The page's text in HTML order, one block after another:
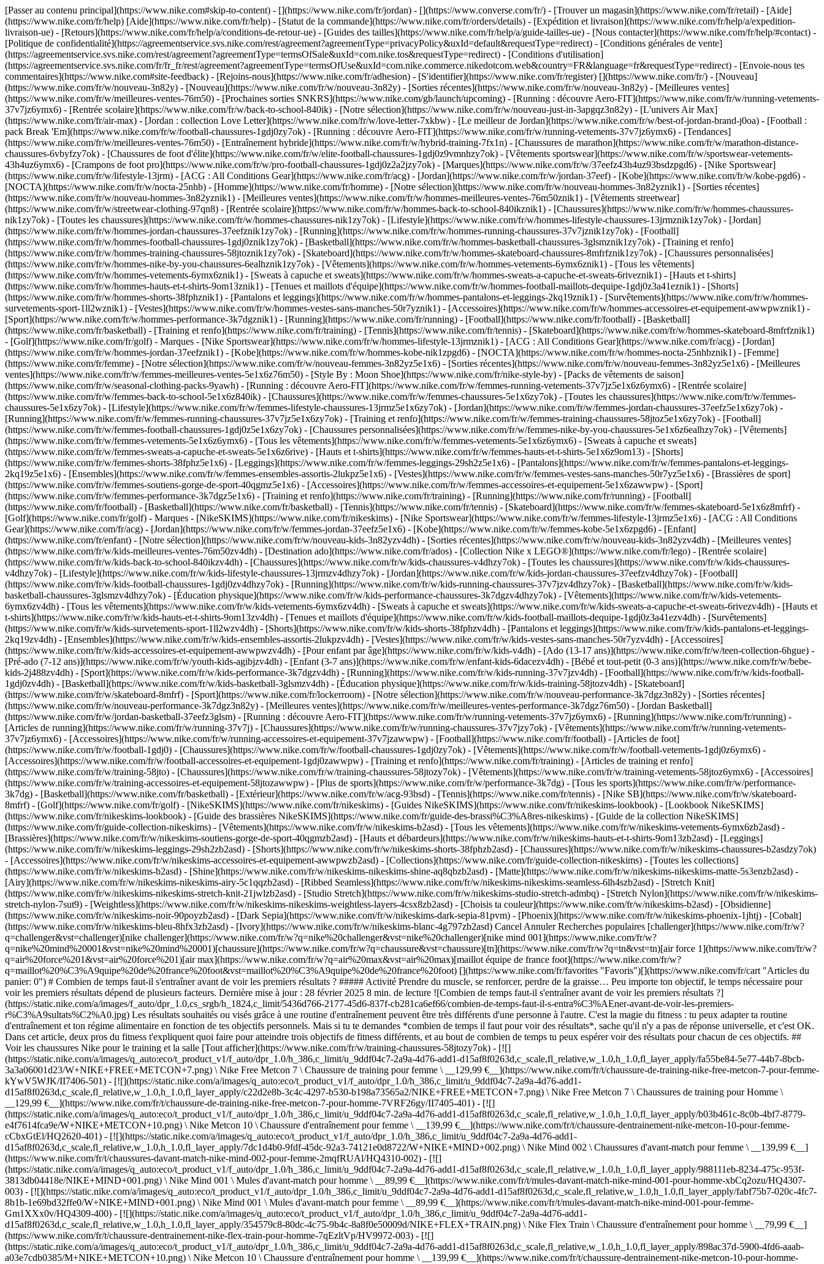
[Passer au contenu principal](https://www.nike.com#skip-to-content) - [](https://www.nike.com/fr/jordan) - [](https://www.converse.com/fr/) - [Trouver un magasin](https://www.nike.com/fr/retail) - [Aide]
(https://www.nike.com/fr/help) [Aide](https://www.nike.com/fr/help) - [Statut de la commande](https://www.nike.com/fr/orders/details) - [Expédition et livraison](https://www.nike.com/fr/help/a/expedition-
livraison-ue) - [Retours](https://www.nike.com/fr/help/a/conditions-de-retour-ue) - [Guides des tailles](https://www.nike.com/fr/help/a/guide-tailles-ue) - [Nous contacter](https://www.nike.com/fr/help/#contact) -
[Politique de confidentialité](https://agreementservice.svs.nike.com/rest/agreement?agreementType=privacyPolicy&uxId=default&requestType=redirect) - [Conditions générales de vente]
(https://agreementservice.svs.nike.com/rest/agreement?agreementType=termsOfSale&uxId=com.nike.tos&requestType=redirect) - [Conditions d'utilisation]
(https://agreementservice.svs.nike.com/fr/fr_fr/rest/agreement?agreementType=termsOfUse&uxId=com.nike.commerce.nikedotcom.web&country=FR&language=fr&requestType=redirect) - [Envoie-nous tes
commentaires](https://www.nike.com#site-feedback) - [Rejoins-nous](https://www.nike.com/fr/adhesion) - [S'identifier](https://www.nike.com/fr/register) [](https://www.nike.com/fr/) - [Nouveau]
(https://www.nike.com/fr/w/nouveau-3n82y) - [Nouveau](https://www.nike.com/fr/w/nouveau-3n82y) - [Sorties récentes](https://www.nike.com/fr/w/nouveau-3n82y) - [Meilleures ventes]
(https://www.nike.com/fr/w/meilleures-ventes-76m50) - [Prochaines sorties SNKRS](https://www.nike.com/gb/launch/upcoming) - [Running : découvre Aero-FIT](https://www.nike.com/fr/w/running-vetements-
37v7jz6ymx6) - [Rentrée scolaire](https://www.nike.com/fr/w/back-to-school-840ik) - [Notre sélection](https://www.nike.com/fr/w/nouveau-just-in-3apgqz3n82y) - [L'univers Air Max]
(https://www.nike.com/fr/air-max) - [Jordan : collection Love Letter](https://www.nike.com/fr/w/love-letter-7xkbw) - [Le meilleur de Jordan](https://www.nike.com/fr/w/best-of-jordan-brand-j0oa) - [Football :
pack Break 'Em](https://www.nike.com/fr/w/football-chaussures-1gdj0zy7ok) - [Running : découvre Aero-FIT](https://www.nike.com/fr/w/running-vetements-37v7jz6ymx6) - [Tendances]
(https://www.nike.com/fr/w/meilleures-ventes-76m50) - [Entraînement hybride](https://www.nike.com/fr/w/hybrid-training-7fx1n) - [Chaussures de marathon](https://www.nike.com/fr/w/marathon-distance-
chaussures-6vbyfzy7ok) - [Chaussures de foot d'élite](https://www.nike.com/fr/w/elite-football-chaussures-1gdj0z9vmnhzy7ok) - [Vêtements sportswear](https://www.nike.com/fr/w/sportswear-vetements-
43h4uz6ymx6) - [Crampons de foot pro](https://www.nike.com/fr/w/pro-football-chaussures-1gdj0z2a2jzy7ok) - [Marques](https://www.nike.com/fr/w/37eefz43h4uz93bsdzpgd6) - [Nike Sportswear]
(https://www.nike.com/fr/w/lifestyle-13jrm) - [ACG : All Conditions Gear](https://www.nike.com/fr/acg) - [Jordan](https://www.nike.com/fr/w/jordan-37eef) - [Kobe](https://www.nike.com/fr/w/kobe-pgd6) -
[NOCTA](https://www.nike.com/fr/w/nocta-25nhb) - [Homme](https://www.nike.com/fr/homme) - [Notre sélection](https://www.nike.com/fr/w/nouveau-hommes-3n82yznik1) - [Sorties récentes]
(https://www.nike.com/fr/w/nouveau-hommes-3n82yznik1) - [Meilleures ventes](https://www.nike.com/fr/w/hommes-meilleures-ventes-76m50znik1) - [Vêtements streetwear]
(https://www.nike.com/fr/w/streetwear-clothing-97qn8) - [Rentrée scolaire](https://www.nike.com/fr/w/hommes-back-to-school-840ikznik1) - [Chaussures](https://www.nike.com/fr/w/hommes-chaussures-
nik1zy7ok) - [Toutes les chaussures](https://www.nike.com/fr/w/hommes-chaussures-nik1zy7ok) - [Lifestyle](https://www.nike.com/fr/w/hommes-lifestyle-chaussures-13jrmznik1zy7ok) - [Jordan]
(https://www.nike.com/fr/w/hommes-jordan-chaussures-37eefznik1zy7ok) - [Running](https://www.nike.com/fr/w/hommes-running-chaussures-37v7jznik1zy7ok) - [Football]
(https://www.nike.com/fr/w/hommes-football-chaussures-1gdj0znik1zy7ok) - [Basketball](https://www.nike.com/fr/w/hommes-basketball-chaussures-3glsmznik1zy7ok) - [Training et renfo]
(https://www.nike.com/fr/w/hommes-training-chaussures-58jtoznik1zy7ok) - [Skateboard](https://www.nike.com/fr/w/hommes-skateboard-chaussures-8mfrfznik1zy7ok) - [Chaussures personnalisées]
(https://www.nike.com/fr/w/hommes-nike-by-you-chaussures-6ealhznik1zy7ok) - [Vêtements](https://www.nike.com/fr/w/hommes-vetements-6ymx6znik1) - [Tous les vêtements]
(https://www.nike.com/fr/w/hommes-vetements-6ymx6znik1) - [Sweats à capuche et sweats](https://www.nike.com/fr/w/hommes-sweats-a-capuche-et-sweats-6riveznik1) - [Hauts et t-shirts]
(https://www.nike.com/fr/w/hommes-hauts-et-t-shirts-9om13znik1) - [Tenues et maillots d'équipe](https://www.nike.com/fr/w/hommes-football-maillots-dequipe-1gdj0z3a41eznik1) - [Shorts]
(https://www.nike.com/fr/w/hommes-shorts-38fphznik1) - [Pantalons et leggings](https://www.nike.com/fr/w/hommes-pantalons-et-leggings-2kq19znik1) - [Survêtements](https://www.nike.com/fr/w/hommes-
survetements-sport-1ll2wznik1) - [Vestes](https://www.nike.com/fr/w/hommes-vestes-sans-manches-50r7yznik1) - [Accessoires](https://www.nike.com/fr/w/hommes-accessoires-et-equipement-awwpwznik1) -
[Sport](https://www.nike.com/fr/w/hommes-performance-3k7dgznik1) - [Running](https://www.nike.com/fr/running) - [Football](https://www.nike.com/fr/football) - [Basketball]
(https://www.nike.com/fr/basketball) - [Training et renfo](https://www.nike.com/fr/training) - [Tennis](https://www.nike.com/fr/tennis) - [Skateboard](https://www.nike.com/fr/w/hommes-skateboard-8mfrfznik1)
- [Golf](https://www.nike.com/fr/golf) - Marques - [Nike Sportswear](https://www.nike.com/fr/w/hommes-lifestyle-13jrmznik1) - [ACG : All Conditions Gear](https://www.nike.com/fr/acg) - [Jordan]
(https://www.nike.com/fr/w/hommes-jordan-37eefznik1) - [Kobe](https://www.nike.com/fr/w/hommes-kobe-nik1zpgd6) - [NOCTA](https://www.nike.com/fr/w/hommes-nocta-25nhbznik1) - [Femme]
(https://www.nike.com/fr/femme) - [Notre sélection](https://www.nike.com/fr/w/nouveau-femmes-3n82yz5e1x6) - [Sorties récentes](https://www.nike.com/fr/w/nouveau-femmes-3n82yz5e1x6) - [Meilleures
ventes](https://www.nike.com/fr/w/femmes-meilleures-ventes-5e1x6z76m50) - [Style By : Moon Shoe](https://www.nike.com/fr/nike-style-by) - [Packs de vêtements de saison]
(https://www.nike.com/fr/w/seasonal-clothing-packs-9yawh) - [Running : découvre Aero-FIT](https://www.nike.com/fr/w/femmes-running-vetements-37v7jz5e1x6z6ymx6) - [Rentrée scolaire]
(https://www.nike.com/fr/w/femmes-back-to-school-5e1x6z840ik) - [Chaussures](https://www.nike.com/fr/w/femmes-chaussures-5e1x6zy7ok) - [Toutes les chaussures](https://www.nike.com/fr/w/femmes-
chaussures-5e1x6zy7ok) - [Lifestyle](https://www.nike.com/fr/w/femmes-lifestyle-chaussures-13jrmz5e1x6zy7ok) - [Jordan](https://www.nike.com/fr/w/femmes-jordan-chaussures-37eefz5e1x6zy7ok) -
[Running](https://www.nike.com/fr/w/femmes-running-chaussures-37v7jz5e1x6zy7ok) - [Training et renfo](https://www.nike.com/fr/w/femmes-training-chaussures-58jtoz5e1x6zy7ok) - [Football]
(https://www.nike.com/fr/w/femmes-football-chaussures-1gdj0z5e1x6zy7ok) - [Chaussures personnalisées](https://www.nike.com/fr/w/femmes-nike-by-you-chaussures-5e1x6z6ealhzy7ok) - [Vêtements]
(https://www.nike.com/fr/w/femmes-vetements-5e1x6z6ymx6) - [Tous les vêtements](https://www.nike.com/fr/w/femmes-vetements-5e1x6z6ymx6) - [Sweats à capuche et sweats]
(https://www.nike.com/fr/w/femmes-sweats-a-capuche-et-sweats-5e1x6z6rive) - [Hauts et t-shirts](https://www.nike.com/fr/w/femmes-hauts-et-t-shirts-5e1x6z9om13) - [Shorts]
(https://www.nike.com/fr/w/femmes-shorts-38fphz5e1x6) - [Leggings](https://www.nike.com/fr/w/femmes-leggings-29sh2z5e1x6) - [Pantalons](https://www.nike.com/fr/w/femmes-pantalons-et-leggings-
2kq19z5e1x6) - [Ensembles](https://www.nike.com/fr/w/femmes-ensembles-assortis-2lukpz5e1x6) - [Vestes](https://www.nike.com/fr/w/femmes-vestes-sans-manches-50r7yz5e1x6) - [Brassières de sport]
(https://www.nike.com/fr/w/femmes-soutiens-gorge-de-sport-40qgmz5e1x6) - [Accessoires](https://www.nike.com/fr/w/femmes-accessoires-et-equipement-5e1x6zawwpw) - [Sport]
(https://www.nike.com/fr/w/femmes-performance-3k7dgz5e1x6) - [Training et renfo](https://www.nike.com/fr/training) - [Running](https://www.nike.com/fr/running) - [Football]
(https://www.nike.com/fr/football) - [Basketball](https://www.nike.com/fr/basketball) - [Tennis](https://www.nike.com/fr/tennis) - [Skateboard](https://www.nike.com/fr/w/femmes-skateboard-5e1x6z8mfrf) -
[Golf](https://www.nike.com/fr/golf) - Marques - [NikeSKIMS](https://www.nike.com/fr/nikeskims) - [Nike Sportswear](https://www.nike.com/fr/w/femmes-lifestyle-13jrmz5e1x6) - [ACG : All Conditions
Gear](https://www.nike.com/fr/acg) - [Jordan](https://www.nike.com/fr/w/femmes-jordan-37eefz5e1x6) - [Kobe](https://www.nike.com/fr/w/femmes-kobe-5e1x6zpgd6) - [Enfant]
(https://www.nike.com/fr/enfant) - [Notre sélection](https://www.nike.com/fr/w/nouveau-kids-3n82yzv4dh) - [Sorties récentes](https://www.nike.com/fr/w/nouveau-kids-3n82yzv4dh) - [Meilleures ventes]
(https://www.nike.com/fr/w/kids-meilleures-ventes-76m50zv4dh) - [Destination ado](https://www.nike.com/fr/ados) - [Collection Nike x LEGO®](https://www.nike.com/fr/lego) - [Rentrée scolaire]
(https://www.nike.com/fr/w/kids-back-to-school-840ikzv4dh) - [Chaussures](https://www.nike.com/fr/w/kids-chaussures-v4dhzy7ok) - [Toutes les chaussures](https://www.nike.com/fr/w/kids-chaussures-
v4dhzy7ok) - [Lifestyle](https://www.nike.com/fr/w/kids-lifestyle-chaussures-13jrmzv4dhzy7ok) - [Jordan](https://www.nike.com/fr/w/kids-jordan-chaussures-37eefzv4dhzy7ok) - [Football]
(https://www.nike.com/fr/w/kids-football-chaussures-1gdj0zv4dhzy7ok) - [Running](https://www.nike.com/fr/w/kids-running-chaussures-37v7jzv4dhzy7ok) - [Basketball](https://www.nike.com/fr/w/kids-
basketball-chaussures-3glsmzv4dhzy7ok) - [Éducation physique](https://www.nike.com/fr/w/kids-performance-chaussures-3k7dgzv4dhzy7ok) - [Vêtements](https://www.nike.com/fr/w/kids-vetements-
6ymx6zv4dh) - [Tous les vêtements](https://www.nike.com/fr/w/kids-vetements-6ymx6zv4dh) - [Sweats à capuche et sweats](https://www.nike.com/fr/w/kids-sweats-a-capuche-et-sweats-6rivezv4dh) - [Hauts et
t-shirts](https://www.nike.com/fr/w/kids-hauts-et-t-shirts-9om13zv4dh) - [Tenues et maillots d'équipe](https://www.nike.com/fr/w/kids-football-maillots-dequipe-1gdj0z3a41ezv4dh) - [Survêtements]
(https://www.nike.com/fr/w/kids-survetements-sport-1ll2wzv4dh) - [Shorts](https://www.nike.com/fr/w/kids-shorts-38fphzv4dh) - [Pantalons et leggings](https://www.nike.com/fr/w/kids-pantalons-et-leggings-
2kq19zv4dh) - [Ensembles](https://www.nike.com/fr/w/kids-ensembles-assortis-2lukpzv4dh) - [Vestes](https://www.nike.com/fr/w/kids-vestes-sans-manches-50r7yzv4dh) - [Accessoires]
(https://www.nike.com/fr/w/kids-accessoires-et-equipement-awwpwzv4dh) - [Pour enfant par âge](https://www.nike.com/fr/w/kids-v4dh) - [Ado (13-17 ans)](https://www.nike.com/fr/w/teen-collection-6hgue) -
[Pré-ado (7-12 ans)](https://www.nike.com/fr/w/youth-kids-agibjzv4dh) - [Enfant (3-7 ans)](https://www.nike.com/fr/w/enfant-kids-6dacezv4dh) - [Bébé et tout-petit (0-3 ans)](https://www.nike.com/fr/w/bebe-
kids-2j488zv4dh) - [Sport](https://www.nike.com/fr/w/kids-performance-3k7dgzv4dh) - [Running](https://www.nike.com/fr/w/kids-running-37v7jzv4dh) - [Football](https://www.nike.com/fr/w/kids-football-
1gdj0zv4dh) - [Basketball](https://www.nike.com/fr/w/kids-basketball-3glsmzv4dh) - [Éducation physique](https://www.nike.com/fr/w/kids-training-58jtozv4dh) - [Skateboard]
(https://www.nike.com/fr/w/skateboard-8mfrf) - [Sport](https://www.nike.com/fr/lockerroom) - [Notre sélection](https://www.nike.com/fr/w/nouveau-performance-3k7dgz3n82y) - [Sorties récentes]
(https://www.nike.com/fr/w/nouveau-performance-3k7dgz3n82y) - [Meilleures ventes](https://www.nike.com/fr/w/meilleures-ventes-performance-3k7dgz76m50) - [Jordan Basketball]
(https://www.nike.com/fr/w/jordan-basketball-37eefz3glsm) - [Running : découvre Aero-FIT](https://www.nike.com/fr/w/running-vetements-37v7jz6ymx6) - [Running](https://www.nike.com/fr/running) -
[Articles de running](https://www.nike.com/fr/w/running-37v7j) - [Chaussures](https://www.nike.com/fr/w/running-chaussures-37v7jzy7ok) - [Vêtements](https://www.nike.com/fr/w/running-vetements-
37v7jz6ymx6) - [Accessoires](https://www.nike.com/fr/w/running-accessoires-et-equipement-37v7jzawwpw) - [Football](https://www.nike.com/fr/football) - [Articles de foot]
(https://www.nike.com/fr/w/football-1gdj0) - [Chaussures](https://www.nike.com/fr/w/football-chaussures-1gdj0zy7ok) - [Vêtements](https://www.nike.com/fr/w/football-vetements-1gdj0z6ymx6) -
[Accessoires](https://www.nike.com/fr/w/football-accessoires-et-equipement-1gdj0zawwpw) - [Training et renfo](https://www.nike.com/fr/training) - [Articles de training et renfo]
(https://www.nike.com/fr/w/training-58jto) - [Chaussures](https://www.nike.com/fr/w/training-chaussures-58jtozy7ok) - [Vêtements](https://www.nike.com/fr/w/training-vetements-58jtoz6ymx6) - [Accessoires]
(https://www.nike.com/fr/w/training-accessoires-et-equipement-58jtozawwpw) - [Plus de sports](https://www.nike.com/fr/w/performance-3k7dg) - [Tous les sports](https://www.nike.com/fr/w/performance-
3k7dg) - [Basketball](https://www.nike.com/fr/basketball) - [Extérieur](https://www.nike.com/fr/w/acg-93bsd) - [Tennis](https://www.nike.com/fr/tennis) - [Nike SB](https://www.nike.com/fr/w/skateboard-
8mfrf) - [Golf](https://www.nike.com/fr/golf) - [NikeSKIMS](https://www.nike.com/fr/nikeskims) - [Guides NikeSKIMS](https://www.nike.com/fr/nikeskims-lookbook) - [Lookbook NikeSKIMS]
(https://www.nike.com/fr/nikeskims-lookbook) - [Guide des brassières NikeSKIMS](https://www.nike.com/fr/guide-des-brassi%C3%A8res-nikeskims) - [Guide de la collection NikeSKIMS]
(https://www.nike.com/fr/guide-collection-nikeskims) - [Vêtements](https://www.nike.com/fr/w/nikeskims-b2asd) - [Tous les vêtements](https://www.nike.com/fr/w/nikeskims-vetements-6ymx6zb2asd) -
[Brassières](https://www.nike.com/fr/w/nikeskims-soutiens-gorge-de-sport-40qgmzb2asd) - [Hauts et débardeurs](https://www.nike.com/fr/w/nikeskims-hauts-et-t-shirts-9om13zb2asd) - [Leggings]
(https://www.nike.com/fr/w/nikeskims-leggings-29sh2zb2asd) - [Shorts](https://www.nike.com/fr/w/nikeskims-shorts-38fphzb2asd) - [Chaussures](https://www.nike.com/fr/w/nikeskims-chaussures-b2asdzy7ok)
- [Accessoires](https://www.nike.com/fr/w/nikeskims-accessoires-et-equipement-awwpwzb2asd) - [Collections](https://www.nike.com/fr/guide-collection-nikeskims) - [Toutes les collections]
(https://www.nike.com/fr/w/nikeskims-b2asd) - [Shine](https://www.nike.com/fr/w/nikeskims-nikeskims-shine-aq8qbzb2asd) - [Matte](https://www.nike.com/fr/w/nikeskims-nikeskims-matte-5s3enzb2asd) -
[Airy](https://www.nike.com/fr/w/nikeskims-nikeskims-airy-5c1qqzb2asd) - [Ribbed Seamless](https://www.nike.com/fr/w/nikeskims-nikeskims-seamless-6lh4szb2asd) - [Stretch Knit]
(https://www.nike.com/fr/w/nikeskims-nikeskims-stretch-knit-21jwlzb2asd) - [Studio Stretch](https://www.nike.com/fr/w/nikeskims-studio-stretch-admbq) - [Stretch Nylon](https://www.nike.com/fr/w/nikeskims-
stretch-nylon-7sut9) - [Weightless](https://www.nike.com/fr/w/nikeskims-nikeskims-weightless-layers-4csx8zb2asd) - [Choisis ta couleur](https://www.nike.com/fr/w/nikeskims-b2asd) - [Obsidienne](https://www.nike.com/fr/w/nikeskims-noir-90poyzb2asd) - [Dark Sepia](https://www.nike.com/fr/w/nikeskims-dark-sepia-81pvm) - [Phoenix](https://www.nike.com/fr/w/nikeskims-phoenix-1jhtj) - [Cobalt](https://www.nike.com/fr/w/nikeskims-bleu-8hfx3zb2asd) - [Ivory](https://www.nike.com/fr/w/nikeskims-blanc-4g797zb2asd) Cancel Annuler Recherches populaires [challenger](https://www.nike.com/fr/w?q=challenger&vst=challenger)[nike challenger](https://www.nike.com/fr/w?q=nike%20challenger&vst=nike%20challenger)[nike mind 001](https://www.nike.com/fr/w?q=nike%20mind%20001&vst=nike%20mind%20001)[chaussure](https://www.nike.com/fr/w?q=chaussure&vst=chaussure)[tn](https://www.nike.com/fr/w?q=tn&vst=tn)[air force 1](https://www.nike.com/fr/w?q=air%20force%201&vst=air%20force%201)[air max](https://www.nike.com/fr/w?q=air%20max&vst=air%20max)[maillot équipe de france foot](https://www.nike.com/fr/w?q=maillot%20%C3%A9quipe%20de%20france%20foot&vst=maillot%20%C3%A9quipe%20de%20france%20foot) [](https://www.nike.com/fr/favorites "Favoris")[](https://www.nike.com/fr/cart "Articles du panier: 0") # Combien de temps faut-il s'entraîner avant de voir les premiers résultats ? ##### Activité Prendre du muscle, se renforcer, perdre de la graisse… Peu importe ton objectif, le temps nécessaire pour voir les premiers résultats dépend de plusieurs facteurs. Dernière mise à jour : 28 février 2025 8 min. de lecture ![Combien de temps faut-il s'entraîner avant de voir les premiers résultats ?](https://static.nike.com/a/images/f_auto/dpr_1.0,cs_srgb/h_1824,c_limit/5436d766-2177-45d6-837f-cb281ca6ef66/combien-de-temps-faut-il-s-entra%C3%AEner-avant-de-voir-les-premiers-r%C3%A9sultats%C2%A0.jpg) Les résultats souhaités ou visés grâce à une routine d'entraînement peuvent être très différents d'une personne à l'autre. C'est la magie du fitness : tu peux adapter ta routine d'entraînement et ton régime alimentaire en fonction de tes objectifs personnels. Mais si tu te demandes *combien de temps il faut pour voir des résultats*, sache qu'il n'y a pas de réponse universelle, et c'est OK. Dans cet article, deux pros du fitness t'expliquent quoi faire pour atteindre trois objectifs de fitness différents, et au bout de combien de temps tu peux espérer voir des résultats pour chacun de ces objectifs. ## Voir les chaussures Nike pour le training et la salle [Tout afficher](https://www.nike.com/fr/w/training-chaussures-58jtozy7ok) - [![](https://static.nike.com/a/images/q_auto:eco/t_product_v1/f_auto/dpr_1.0/h_386,c_limit/u_9ddf04c7-2a9a-4d76-add1-d15af8f0263d,c_scale,fl_relative,w_1.0,h_1.0,fl_layer_apply/fa55be84-5e77-44b7-8bcb-3a3a06001d23/W+NIKE+FREE+METCON+7.png) \ Nike Free Metcon 7 \ Chaussure de training pour femme \ __129,99 €__](https://www.nike.com/fr/t/chaussure-de-training-nike-free-metcon-7-pour-femme-kYwV5WJK/II7406-501) - [![](https://static.nike.com/a/images/q_auto:eco/t_product_v1/f_auto/dpr_1.0/h_386,c_limit/u_9ddf04c7-2a9a-4d76-add1-d15af8f0263d,c_scale,fl_relative,w_1.0,h_1.0,fl_layer_apply/c22d2e8b-3c4c-4297-b530-b198a73565a2/NIKE+FREE+METCON+7.png) \ Nike Free Metcon 7 \ Chaussures de training pour Homme \ __129,99 €__](https://www.nike.com/fr/t/chaussure-de-training-nike-free-metcon-7-pour-homme-7VRF26gy/II7405-401) - [![](https://static.nike.com/a/images/q_auto:eco/t_product_v1/f_auto/dpr_1.0/h_386,c_limit/u_9ddf04c7-2a9a-4d76-add1-d15af8f0263d,c_scale,fl_relative,w_1.0,h_1.0,fl_layer_apply/b03b461c-8c0b-4bf7-8779-e4f7614fca9e/W+NIKE+METCON+10.png) \ Nike Metcon 10 \ Chaussure d'entraînement pour femme \ __139,99 €__](https://www.nike.com/fr/t/chaussure-dentrainement-nike-metcon-10-pour-femme-cCbxGtEl/HQ2620-401) - [![](https://static.nike.com/a/images/q_auto:eco/t_product_v1/f_auto/dpr_1.0/h_386,c_limit/u_9ddf04c7-2a9a-4d76-add1-d15af8f0263d,c_scale,fl_relative,w_1.0,h_1.0,fl_layer_apply/7dc1d4b0-9fdf-45dc-92a3-74121e0d8722/W+NIKE+MIND+002.png) \ Nike Mind 002 \ Chaussures d'avant-match pour femme \ __139,99 €__](https://www.nike.com/fr/t/chaussures-davant-match-nike-mind-002-pour-femme-2mqfRUAl/HQ4310-002) - [![](https://static.nike.com/a/images/q_auto:eco/t_product_v1/f_auto/dpr_1.0/h_386,c_limit/u_9ddf04c7-2a9a-4d76-add1-d15af8f0263d,c_scale,fl_relative,w_1.0,h_1.0,fl_layer_apply/988111eb-8234-475c-953f-3813db04418e/NIKE+MIND+001.png) \ Nike Mind 001 \ Mules d'avant-match pour homme \ __89,99 €__](https://www.nike.com/fr/t/mules-davant-match-nike-mind-001-pour-homme-xbCq2ozu/HQ4307-003) - [![](https://static.nike.com/a/images/q_auto:eco/t_product_v1/f_auto/dpr_1.0/h_386,c_limit/u_9ddf04c7-2a9a-4d76-add1-d15af8f0263d,c_scale,fl_relative,w_1.0,h_1.0,fl_layer_apply/fabf75b7-020c-4fc7-8b1b-1e69bd32ffe0/W+NIKE+MIND+001.png) \ Nike Mind 001 \ Mules d'avant-match pour femme \ __89,99 €__](https://www.nike.com/fr/t/mules-davant-match-nike-mind-001-pour-femme-Gm1XXx0v/HQ4309-400) - [![](https://static.nike.com/a/images/q_auto:eco/t_product_v1/f_auto/dpr_1.0/h_386,c_limit/u_9ddf04c7-2a9a-4d76-add1-d15af8f0263d,c_scale,fl_relative,w_1.0,h_1.0,fl_layer_apply/354579c8-80dc-4c75-9b4c-8a8f0e50009d/NIKE+FLEX+TRAIN.png) \ Nike Flex Train \ Chaussure d'entraînement pour homme \ __79,99 €__](https://www.nike.com/fr/t/chaussure-dentrainement-nike-flex-train-pour-homme-7qEzltVp/HV9972-003) - [![](https://static.nike.com/a/images/q_auto:eco/t_product_v1/f_auto/dpr_1.0/h_386,c_limit/u_9ddf04c7-2a9a-4d76-add1-d15af8f0263d,c_scale,fl_relative,w_1.0,h_1.0,fl_layer_apply/898ac37d-5900-4fd6-aaab-a03e7cdb0385/M+NIKE+METCON+10.png) \ Nike Metcon 10 \ Chaussure d'entraînement pour homme \ __139,99 €__](https://www.nike.com/fr/t/chaussure-dentrainement-nike-metcon-10-pour-homme-KVNayU12/HJ1875-500) - [![](https://static.nike.com/a/images/q_auto:eco/t_product_v1/f_auto/dpr_1.0/h_386,c_limit/u_9ddf04c7-2a9a-4d76-add1-d15af8f0263d,c_scale,fl_relative,w_1.0,h_1.0,fl_layer_apply/8f60c827-1f56-4416-a371-853230d9995a/HYPERBOOT+BY+NIKE+X+HYPERICE.png) \ Nike x Hyperice Hyperboot \ Chaussure \ __749,99 €__](https://www.nike.com/fr/t/chaussure-nike-x-hyperice-hyperboot-BTqcKDVh/IM3072-001) - [![](https://static.nike.com/a/images/q_auto:eco/t_product_v1/f_auto/dpr_1.0/h_386,c_limit/u_9ddf04c7-2a9a-4d76-add1-d15af8f0263d,c_scale,fl_relative,w_1.0,h_1.0,fl_layer_apply/7cad2466-73c8-4df3-a512-295155346c76/WMNS+NIKE+MOTIVA.png) \ Nike Motiva \ Chaussure de marche pour femme \ __109,99 €__](https://www.nike.com/fr/t/chaussure-de-marche-nike-motiva-pour-femme-7BZ5sc2E/DV1238-001) ## Objectif : gagner en masse musculaire « Pour gagner en masse musculaire, il faut combiner renforcement musculaire, alimentation adaptée et récupération », explique Sarah Pelc Graca, coach personnelle certifiée par la NASM et coach certifiée en nutrition et perte de poids chez Strong with Sarah. « L'entraînement de renforcement doit reposer sur une surcharge progressive, ou une augmentation du poids, des répétitions ou de l'intensité au fil du temps. » [Les exercices composés](https://www.nike.com/fr/a/exercice-compose), aussi appelés exercices polyarticulaires, comme les squats, les soulevés de terre, les développés couchés et les tractions, sont des mouvements clés à pratiquer en priorité, explique la coach. Ces mouvements sont essentiels pour prendre de la masse musculaire, parce qu'ils mobilisent plusieurs groupes musculaires en même temps. Il est aussi conseillé d'intégrer à sa routine des exercices d'isolation monoarticulaires, comme des flexions de biceps et des extensions de triceps. Pour une hypertrophie musculaire (le développement des muscles), l'objectif est de réaliser plus de répétitions (8 à 12 répétitions) avec des charges modérées, indique Sarah Pelc Graca. « La nutrition est tout aussi importante que l'exercice, affirme-t-elle. Il faut être légèrement en surplus calorique tout en mangeant beaucoup de protéines (environ 1,5 à 2,2 g par kilo de poids du corps) pour soutenir la reconstruction et le développement des muscles. » Elle ajoute qu'il faut consommer suffisamment de glucides pour avoir de l'énergie pendant les entraînements, mais aussi des bonnes graisses pour soutenir l'équilibre hormonal. Bien sûr, chaque corps est différent. Pour vraiment savoir de combien de calories ton corps a besoin pour prendre de la masse musculaire, tu peux réaliser une évaluation de ton métabolisme au repos, explique Kelly McKenzie, physiologiste de la performance chez Human Powered Health. « Sans apport calorique suffisant, tu ne pourras pas prendre de la force ou de la masse musculaire », affirme-t-elle. Enfin, une bonne récupération est essentielle au développement musculaire. « Il faut entre sept et neuf heures de sommeil de qualité par nuit, ainsi qu'une bonne gestion des niveaux de stress. En effet, [trop de stress peut interférer avec les processus de développement musculaire](https://pmc.ncbi.nlm.nih.gov/articles/PMC2944429/) », précise Sarah Pelc Graca. ![Combien de temps faut-il s'entraîner avant de voir les premiers résultats ?](https://static.nike.com/a/images/f_auto/dpr_1.0,cs_srgb/h_1107,c_limit/96d65d53-15dc-433f-8aa8-7fd2372e8972/combien-de-temps-faut-il-s-entra%C3%AEner-avant-de-voir-les-premiers-r%C3%A9sultats%C2%A0.jpg) [](https://www.nike.com/fr/w/training-58jto) ![Combien de temps faut-il s'entraîner avant de voir les premiers résultats ?](https://static.nike.com/a/images/f_auto/dpr_1.0,cs_srgb/h_1107,c_limit/95a4b5de-6e03-423c-a64a-f8bed9ab0534/combien-de-temps-faut-il-s-entra%C3%AEner-avant-de-voir-les-premiers-r%C3%A9sultats%C2%A0.jpg) [](https://www.nike.com/fr/w/training-58jto) ## Combien de temps faut-il pour voir des résultats ? Si tu n'as jamais fait de musculation avant, tu gagneras certainement en masse musculaire assez rapidement. En effet, la musculation constituera